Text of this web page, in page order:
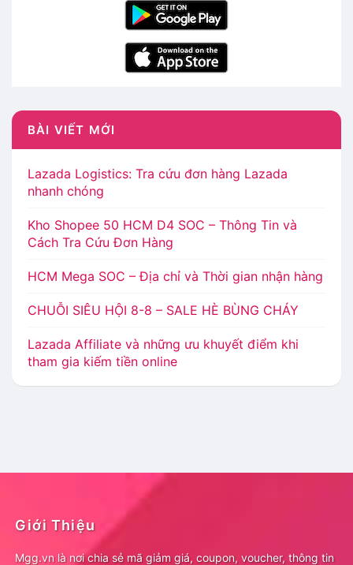
BÀI VIẾT MỚI
Lazada Logistics: Tra cứu đơn hàng Lazada
nhanh chóng
Kho Shopee 50 HCM D4 SOC – Thông Tin và
Cách Tra Cứu Đơn Hàng
HCM Mega SOC – Địa chỉ và Thời gian nhận hàng
CHUỖI SIÊU HỘI 8-8 – SALE HÈ BÙNG CHÁY
Lazada Affiliate và những ưu khuyết điểm khi
tham gia kiếm tiền online
Giới Thiệu
Mgg.vn là nơi chia sẻ mã giảm giá, coupon, voucher, thông tin